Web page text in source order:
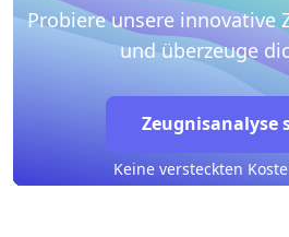
Probiere unsere innovative
und überzeuge
Zeugnisanalyse
Keine versteckten